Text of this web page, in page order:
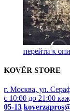
перейти к
KOVËR STORE
г. Москва, ул.
с 10:00 до 21:00
05-13